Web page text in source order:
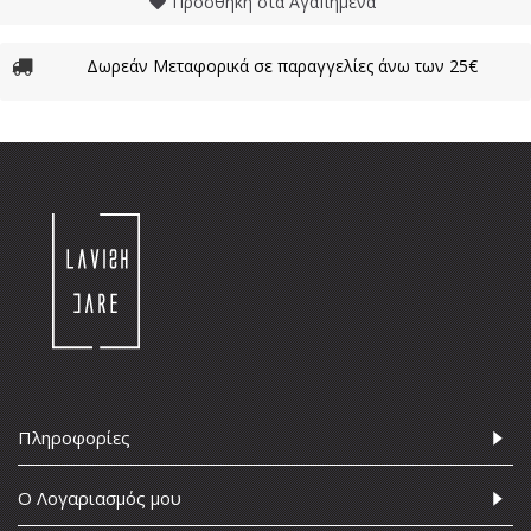
Δωρεάν Μεταφορικά σε παραγγελίες άνω των 25€
Πληροφορίες
Ο Λογαριασμός μου